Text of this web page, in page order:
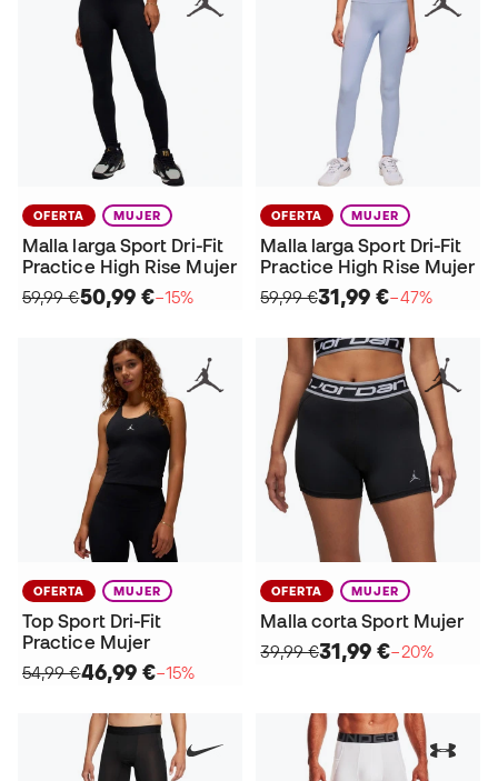
OFERTA MUJER
Malla larga Sport Dri-Fit
Practice High Rise Mujer
59,99 €50,99 €−15%
OFERTA MUJER
Malla larga Sport Dri-Fit
Practice High Rise Mujer
59,99 €31,99 €−47%
OFERTA MUJER
Top Sport Dri-Fit
Practice Mujer
54,99 €46,99 €−15%
OFERTA MUJER
Malla corta Sport Mujer
39,99 €31,99 €−20%